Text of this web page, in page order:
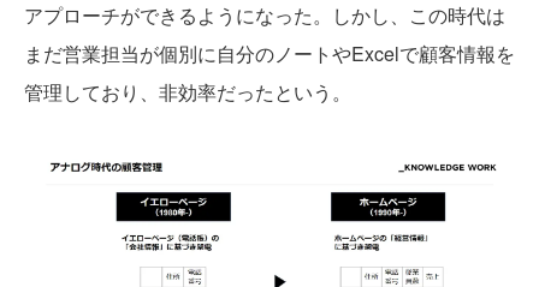
アプローチができるようになった。しかし、この時代は
まだ営業担当が個別に自分のノートやExcelで顧客情報を
管理しており、非効率だったという。